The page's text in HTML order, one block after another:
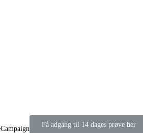
Få adgang til 14 dages prøve her
i Danmark